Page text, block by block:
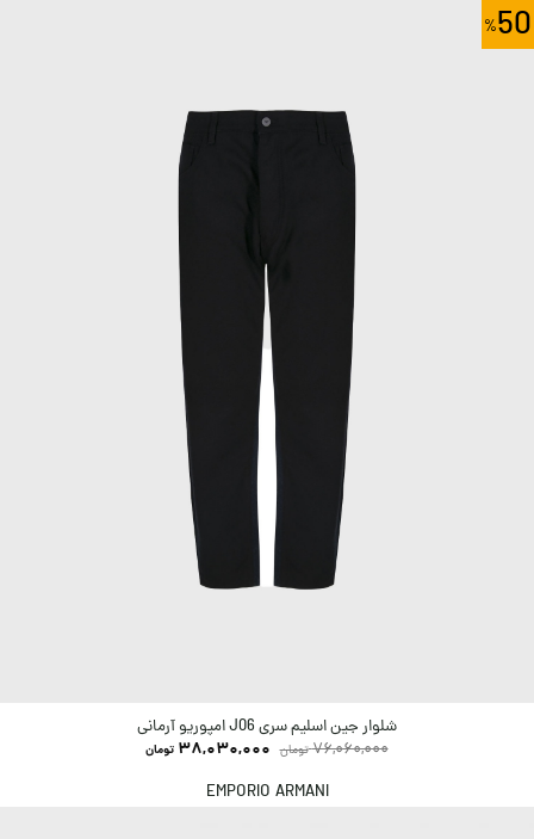
50
شلوار جین اسلیم سری J06 امپوریو آرمانی
76,060,000 تومان 38,030,000 تومان
EMPORIO ARMANI